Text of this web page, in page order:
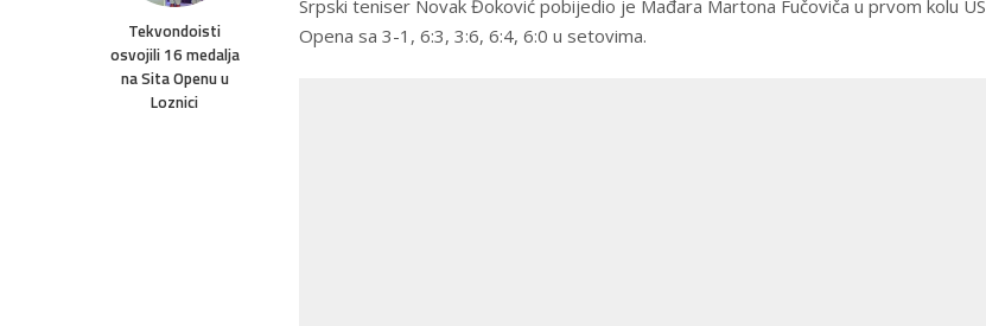
Tekvondoisti
osvojili 16 medalja
na Sita Openu u
Loznici
Srpski teniser Novak Đoković pobijedio je Mađara Martona Fučoviča u prvom kolu US
Opena sa 3-1, 6:3, 3:6, 6:4, 6:0 u setovima.